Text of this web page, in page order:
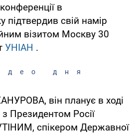
в
підтвердив свій намір
візитом Москву 30
УНІАН .
дня
він планує в ході
з Президентом Росії
спікером Державної